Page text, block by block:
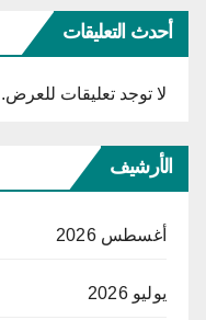
أحدث التعليقات
لا توجد تعليقات للعرض.
الأرشيف
أغسطس 2026
يوليو 2026